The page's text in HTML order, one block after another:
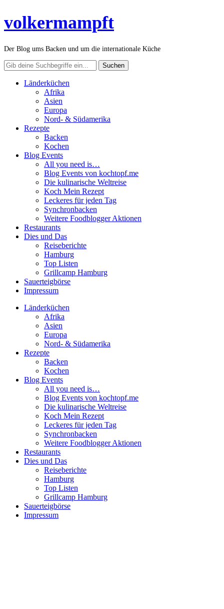
volkermampft
Der Blog ums Backen und um die internationale Küche
Länderküchen
Afrika
Asien
Europa
Nord- & Südamerika
Rezepte
Backen
Kochen
Blog Events
All you need is…
Blog Events von kochtopf.me
Die kulinarische Weltreise
Koch Mein Rezept
Leckeres für jeden Tag
Synchronbacken
Weitere Foodblogger Aktionen
Restaurants
Dies und Das
Reiseberichte
Hamburg
Top Listen
Grillcamp Hamburg
Sauerteigbörse
Impressum
Länderküchen
Afrika
Asien
Europa
Nord- & Südamerika
Rezepte
Backen
Kochen
Blog Events
All you need is…
Blog Events von kochtopf.me
Die kulinarische Weltreise
Koch Mein Rezept
Leckeres für jeden Tag
Synchronbacken
Weitere Foodblogger Aktionen
Restaurants
Dies und Das
Reiseberichte
Hamburg
Top Listen
Grillcamp Hamburg
Sauerteigbörse
Impressum